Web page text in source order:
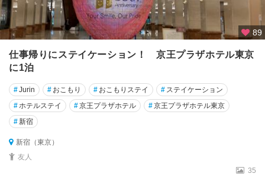
89
仕事帰りにステイケーション！ 京王プラザホテル東京
に1泊
#Jurin # おこもり # おこもりステイ # ステイケーション
# ホテルステイ #京王プラザホテル #京王プラザホテル東京
#新宿
新宿（東京）
友人
35